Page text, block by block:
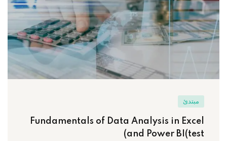
مبتدئ
Fundamentals of Data Analysis in Excel
and Power BI(test)